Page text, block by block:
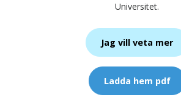
Universitet.
Jag vill veta mer
Ladda hem pdf